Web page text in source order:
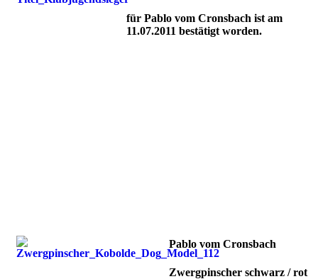
für Pablo vom Cronsbach ist am
11.07.2011 bestätigt worden.
Pablo vom Cronsbach
Zwergpinscher schwarz / rot